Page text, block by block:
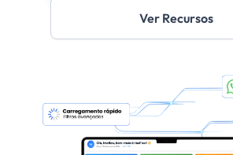
Ver Recursos